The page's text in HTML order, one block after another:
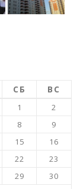
СБ ВС
1
2
8
9
15
16
22
23
29
30